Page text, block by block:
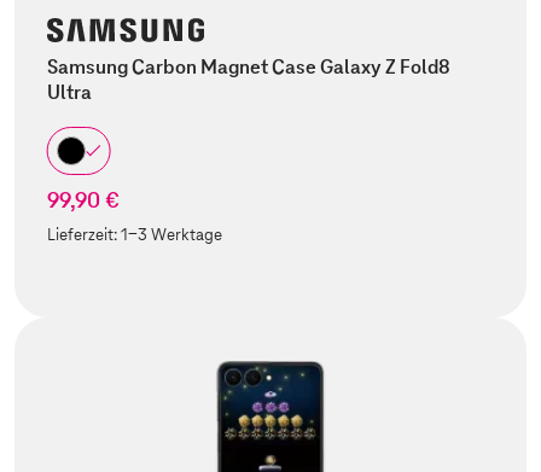
Samsung Carbon Magnet Case Galaxy Z Fold8
Ultra
99,90 €
Lieferzeit:1-3 Werktage